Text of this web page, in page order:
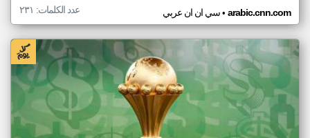
سي ان ان عربي• arabic.cnn.com عدد الكلمات: ٢٣١